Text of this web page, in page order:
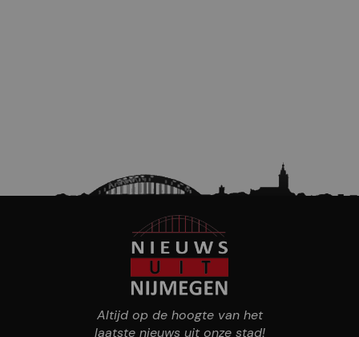
Altijd op de hoogte van het
laatste nieuws uit onze stad!